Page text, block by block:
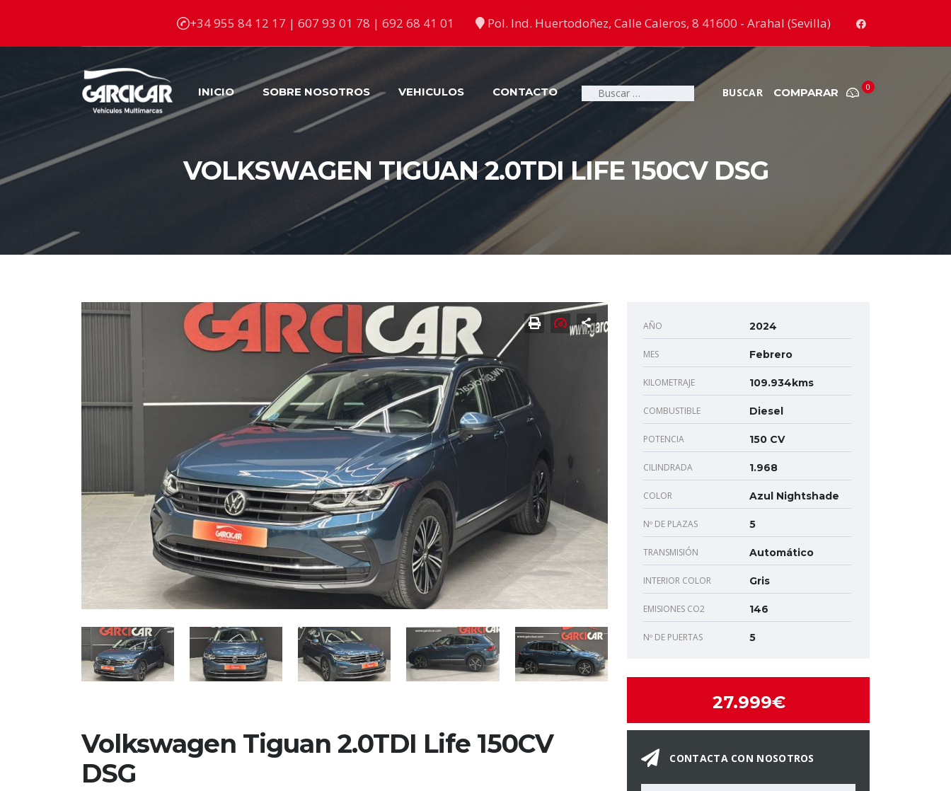
Pol. Ind. Huertodoñez, Calle Caleros, 8 41600 - Arahal (Sevilla)
+34 955 84 12 17 | 607 93 01 78 | 692 68 41 01
Buscar: COMPARAR 0
INICIO SOBRE NOSOTROS VEHICULOS CONTACTO
VOLKSWAGEN TIGUAN 2.0TDI LIFE 150CV DSG
Volkswagen Tiguan 2.0TDI Life 150CV
DSG
AÑO 2024
MES Febrero
KILOMETRAJE 109.934kms
COMBUSTIBLE Diesel
POTENCIA 150 CV
CILINDRADA 1.968
COLOR Azul Nightshade
Nº DE PLAZAS 5
TRANSMISIÓN Automático
INTERIOR COLOR Gris
EMISIONES CO2 146
Nº DE PUERTAS 5
27.999€
CONTACTA CON NOSOTROS